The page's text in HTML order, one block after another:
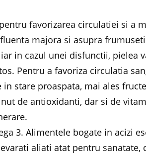
favorizarea circulatiei si a
majora si asupra
in cazul unei disfunctii, pielea
Pentru a favoriza circulatia
stare proaspata, mai ales
de antioxidanti, dar si de
3. Alimentele bogate in acizi
aliati atat pentru sanatate,